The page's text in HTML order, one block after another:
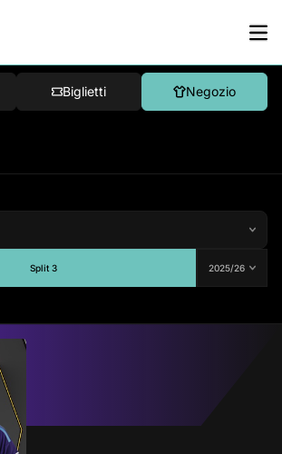
Biglietti Negozio
Split 3